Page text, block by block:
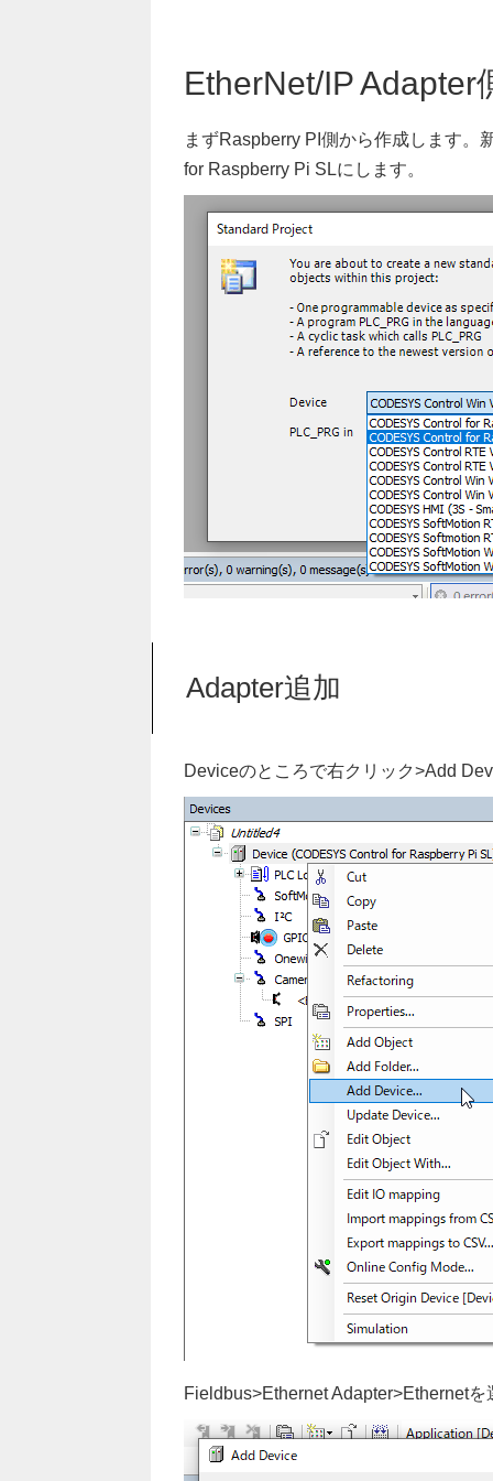
EtherNet/IP Adapter
まずRaspberry PI側から作成します
for Raspberry Pi SLにします。
Adapter追加
Deviceのところで右クリック>Add
Fieldbus>Ethernet Adapter>Ethernet